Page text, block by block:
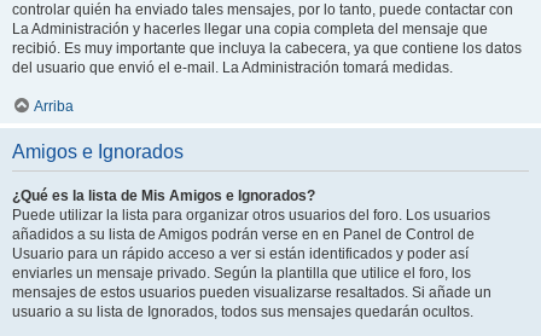
controlar quién ha enviado tales mensajes, por lo tanto, puede contactar con
La Administración y hacerles llegar una copia completa del mensaje que
recibió. Es muy importante que incluya la cabecera, ya que contiene los datos
del usuario que envió el e-mail. La Administración tomará medidas.
Arriba
Amigos e Ignorados
¿Qué es la lista de Mis Amigos e Ignorados?
Puede utilizar la lista para organizar otros usuarios del foro. Los usuarios
añadidos a su lista de Amigos podrán verse en en Panel de Control de
Usuario para un rápido acceso a ver si están identificados y poder así
enviarles un mensaje privado. Según la plantilla que utilice el foro, los
mensajes de estos usuarios pueden visualizarse resaltados. Si añade un
usuario a su lista de Ignorados, todos sus mensajes quedarán ocultos.